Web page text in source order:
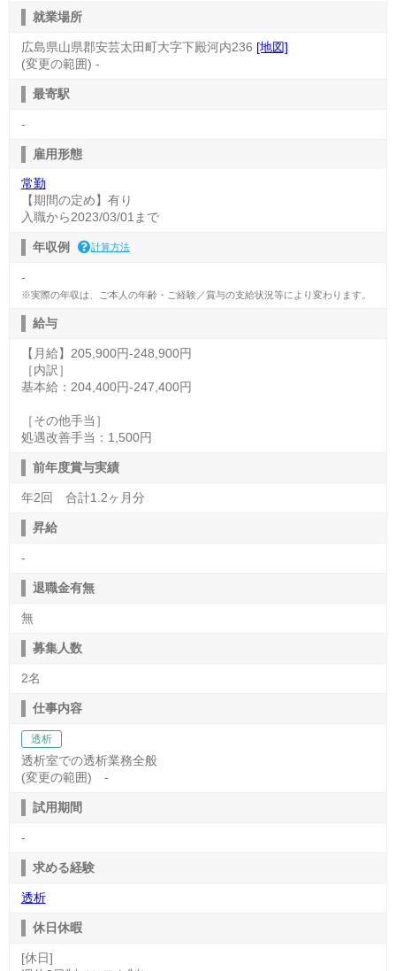
就業場所
広島県山県郡安芸太田町大字下殿河内236 [地図]
(変更の範囲) -
最寄駅
-
雇用形態
常勤
【期間の定め】有り
入職から2023/03/01まで
年収例 計算方法
-
※実際の年収は、ご本人の年齢・ご経験／賞与の支給状況等により変わります。
給与
【月給】205,900円-248,900円
［内訳］
基本給：204,400円-247,400円
［その他手当］
処遇改善手当：1,500円
前年度賞与実績
年2回 合計1.2ヶ月分
昇給
-
退職金有無
無
募集人数
2名
仕事内容
透析
透析室での透析業務全般
(変更の範囲) -
試用期間
-
求める経験
透析
休日休暇
[休日]